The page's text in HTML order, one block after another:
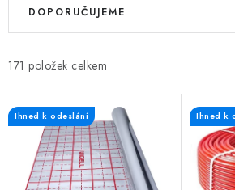
i
p
171
e
í
DOPORUČUJEME
Ihned k odeslání Ihned k